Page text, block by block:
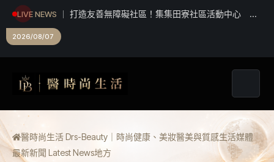
LIVE NEWS
梯啟用典禮
澎湖、綠島、蘭嶼怎麼選？離島旅遊特色差異與行
2026/08/07
醫時尚生活 Drs-Beauty｜時尚健康、美妝醫美與質感生活媒體
最新新聞 Latest News地方